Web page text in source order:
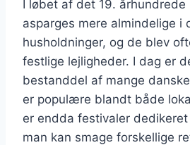
I løbet af det 19. århundrede
asparges mere almindelige i
husholdninger, og de blev
festlige lejligheder. I dag er
bestanddel af mange
er populære blandt både
er endda festivaler
man kan smage forskellige